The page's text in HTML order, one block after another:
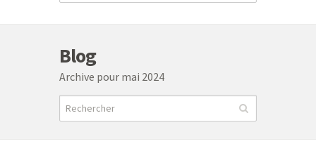
Blog
Archive pour mai 2024